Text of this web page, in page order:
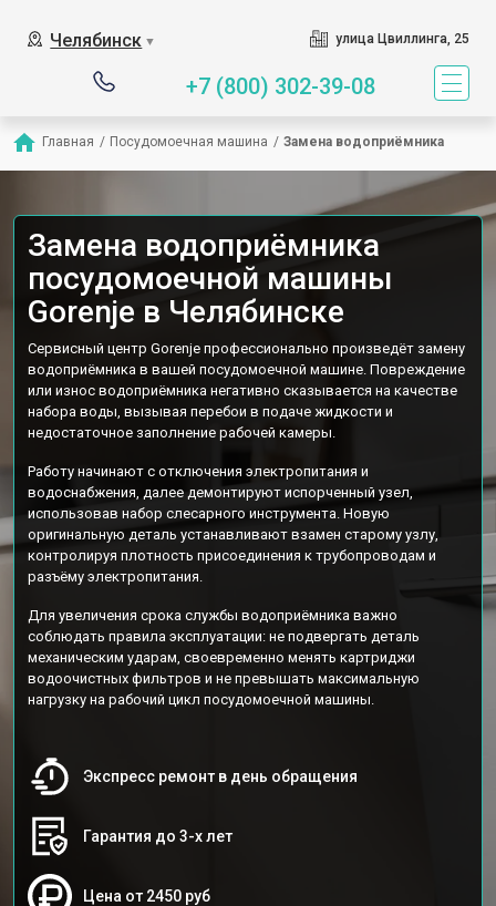
Челябинск ▼ улица Цвиллинга, 25
+7 (800) 302-39-08
Главная / Посудомоечная машина / Замена водоприёмника
Замена водоприёмника
посудомоечной машины
Gorenje в Челябинске
Сервисный центр Gorenje профессионально произведёт замену
водоприёмника в вашей посудомоечной машине. Повреждение
или износ водоприёмника негативно сказывается на качестве
набора воды, вызывая перебои в подаче жидкости и
недостаточное заполнение рабочей камеры.
Работу начинают с отключения электропитания и
водоснабжения, далее демонтируют испорченный узел,
использовав набор слесарного инструмента. Новую
оригинальную деталь устанавливают взамен старому узлу,
контролируя плотность присоединения к трубопроводам и
разъёму электропитания.
Для увеличения срока службы водоприёмника важно
соблюдать правила эксплуатации: не подвергать деталь
механическим ударам, своевременно менять картриджи
водоочистных фильтров и не превышать максимальную
нагрузку на рабочий цикл посудомоечной машины.
Экспресс ремонт в день обращения
Гарантия до 3-х лет
Цена от 2450 руб